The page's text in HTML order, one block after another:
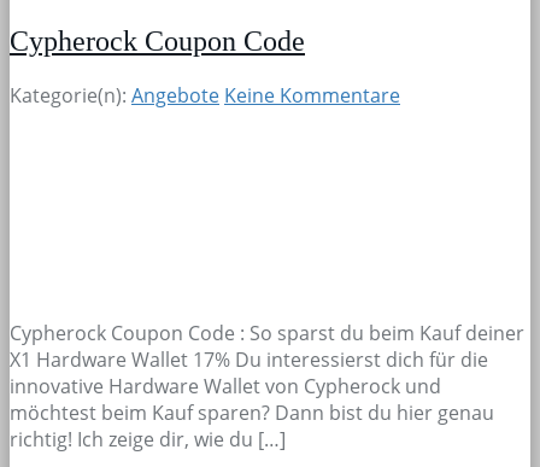
Cypherock Coupon Code
Kategorie(n): Angebote Keine Kommentare
Cypherock Coupon Code : So sparst du beim Kauf deiner
X1 Hardware Wallet 17% Du interessierst dich für die
innovative Hardware Wallet von Cypherock und
möchtest beim Kauf sparen? Dann bist du hier genau
richtig! Ich zeige dir, wie du […]